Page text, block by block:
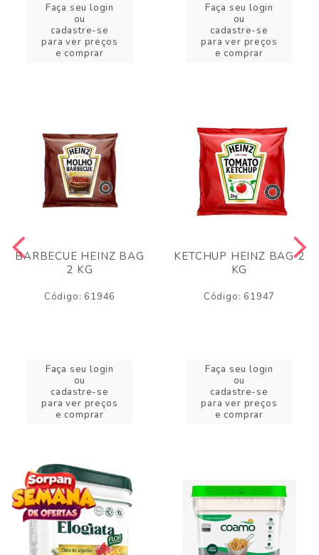
Faça seu login
ou
cadastre-se
para ver preços
e comprar
Faça seu login
ou
cadastre-se
para ver preços
e comprar
BARBECUE HEINZ BAG
2 KG
Código: 61946
Faça seu login
ou
cadastre-se
para ver preços
e comprar
KETCHUP HEINZ BAG 2
KG
Código: 61947
Faça seu login
ou
cadastre-se
para ver preços
e comprar